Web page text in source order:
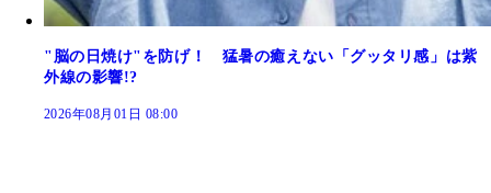
"脳の日焼け"を防げ！ 猛暑の癒えない「グッタリ感」は紫
外線の影響!?
2026年08月01日 08:00